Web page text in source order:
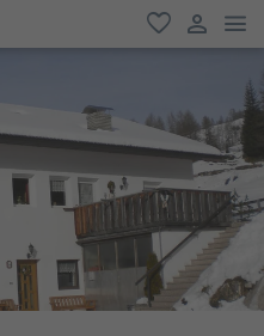
favoriti
user link